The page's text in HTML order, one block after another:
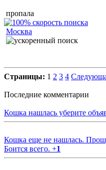
пропала
Москва
Страницы: 1 2 3 4
Последние комментарии
Кошка нашлась уберите
Кошка еще не нашлась.
Боится всего. +1